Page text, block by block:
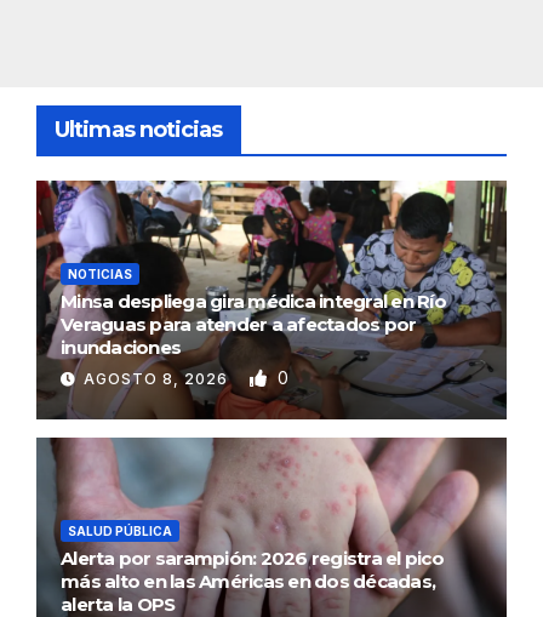
Ultimas noticias
NOTICIAS
Minsa despliega gira médica integral en Río
Veraguas para atender a afectados por
inundaciones
AGOSTO 8, 2026 0
SALUD PÚBLICA
Alerta por sarampión: 2026 registra el pico
más alto en las Américas en dos décadas,
alerta la OPS